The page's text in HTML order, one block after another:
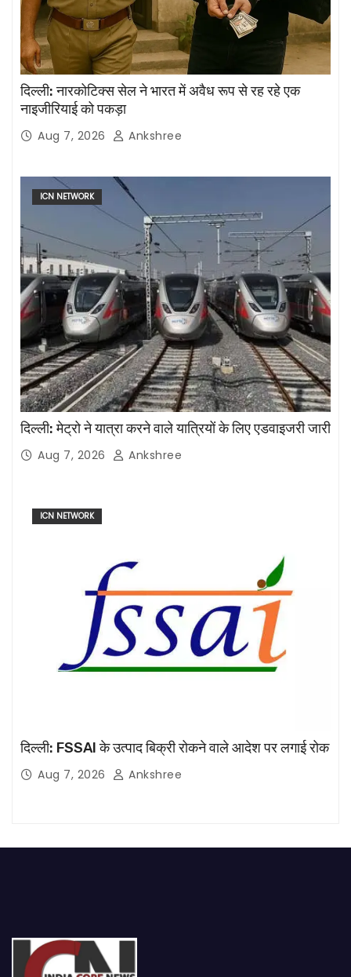
दिल्ली: नारकोटिक्स सेल ने भारत में अवैध रूप से रह रहे एक
नाइजीरियाई को पकड़ा
Aug 7, 2026 Ankshree
ICN NETWORK
दिल्ली: मेट्रो ने यात्रा करने वाले यात्रियों के लिए एडवाइजरी जारी
Aug 7, 2026 Ankshree
ICN NETWORK
दिल्ली: FSSAI के उत्पाद बिक्री रोकने वाले आदेश पर लगाई रोक
Aug 7, 2026 Ankshree